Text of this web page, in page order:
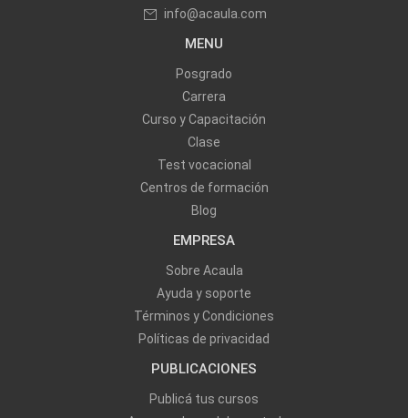
info@acaula.com
MENU
Posgrado
Carrera
Curso y Capacitación
Clase
Test vocacional
Centros de formación
Blog
EMPRESA
Sobre Acaula
Ayuda y soporte
Términos y Condiciones
Políticas de privacidad
PUBLICACIONES
Publicá tus cursos